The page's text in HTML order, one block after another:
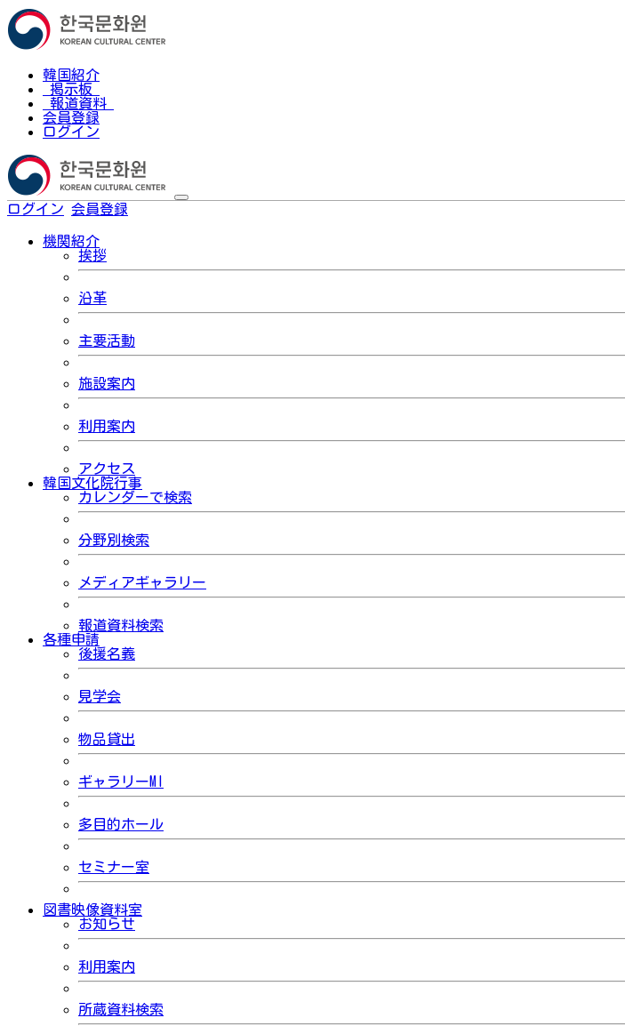
韓国紹介
掲示板
報道資料
会員登録
ログイン
ログイン 会員登録
機関紹介
挨拶
沿革
主要活動
施設案内
利用案内
アクセス
韓国文化院行事
カレンダーで検索
分野別検索
メディアギャラリー
報道資料検索
各種申請
後援名義
見学会
物品貸出
ギャラリーMI
多目的ホール
セミナー室
図書映像資料室
お知らせ
利用案内
所蔵資料検索